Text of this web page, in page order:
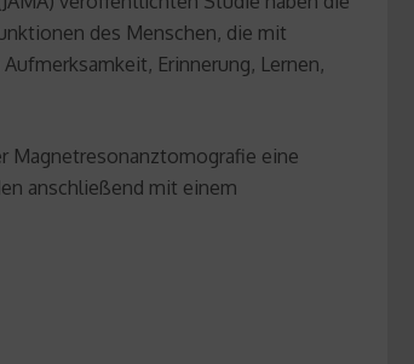
des Menschen, die mit
Erinnerung, Lernen,
Magnetresonanztomografie eine
anschließend mit einem